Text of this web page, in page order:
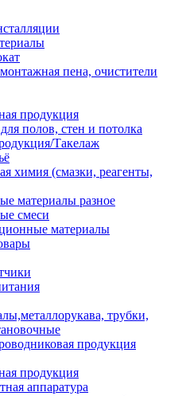
пена, очистители
продукция
полов, стен и потолка
Такелаж
химия (смазки, реагенты,
материалы разное
смеси
материалы
трубки,
продукция
продукция
аппаратура